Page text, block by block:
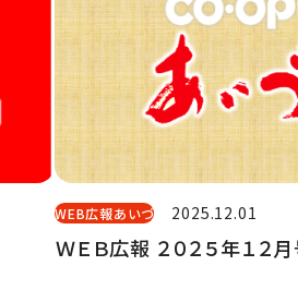
WEB広報あいづ 2025.12.01
ＷＥＢ広報 ２０２５年１２